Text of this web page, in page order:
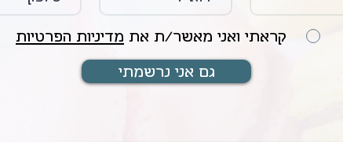
קראתי ואני מאשר/ת את מדיניות הפרטיות
גם אני נרשמתי